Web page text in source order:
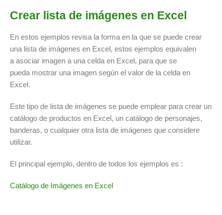
Crear lista de imágenes en Excel
En estos ejemplos revisa la forma en la que se puede crear
una lista de imágenes en Excel, estos ejemplos equivalen
a asociar imagen a una celda en Excel, para que se
pueda mostrar una imagen según el valor de la celda en
Excel.
Este tipo de lista de imágenes se puede emplear para crear un
catálogo de productos en Excel, un catálogo de personajes,
banderas, o cualquier otra lista de imágenes que considere
utilizar.
El principal ejemplo, dentro de todos los ejemplos es :
Catálogo de Imágenes en Excel